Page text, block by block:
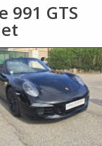
991 GTS